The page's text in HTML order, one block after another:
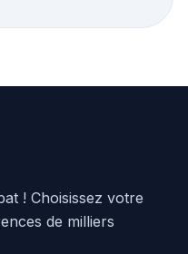
! Choisissez votre
de milliers